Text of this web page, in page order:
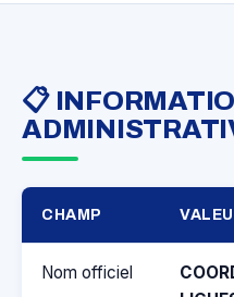
📋
CHAMP
Nom officiel